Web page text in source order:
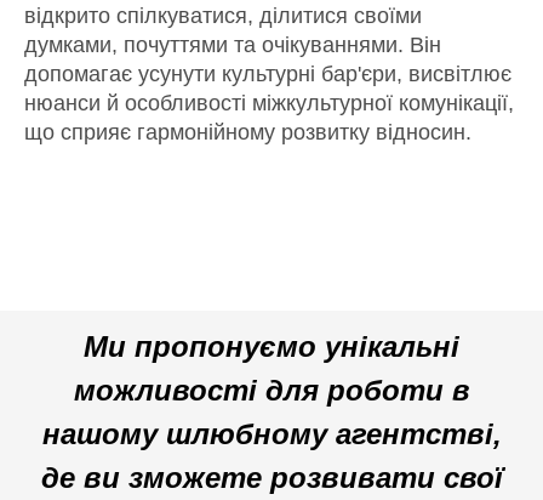
відкрито спілкуватися, ділитися своїми
думками, почуттями та очікуваннями. Він
допомагає усунути культурні бар'єри, висвітлює
нюанси й особливості міжкультурної комунікації,
що сприяє гармонійному розвитку відносин.
Ми пропонуємо унікальні
можливості для роботи в
нашому шлюбному агентстві,
де ви зможете розвивати свої